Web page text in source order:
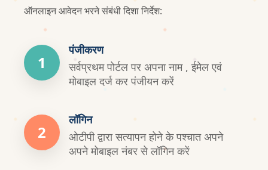
ऑनलाइन आवेदन भरने संबंधी दिशा निर्देश:
1
पंजीकरण
सर्वप्रथम पोर्टल पर अपना नाम , ईमेल एवं
मोबाइल दर्ज कर पंजीयन करें
2
लॉगिन
ओटीपी द्वारा सत्यापन होने के पश्चात अपने
अपने मोबाइल नंबर से लॉगिन करें